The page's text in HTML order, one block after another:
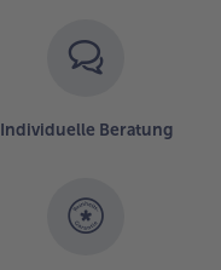
Individuelle Beratung